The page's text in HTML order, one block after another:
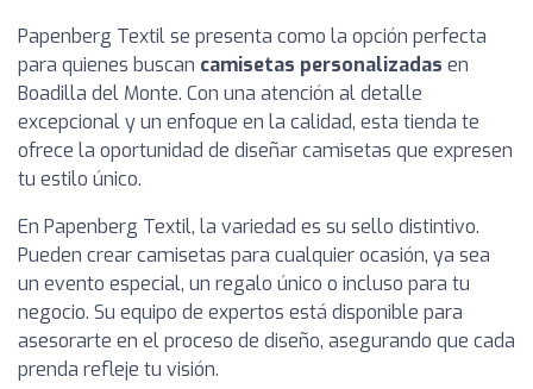
Papenberg Textil se presenta como la opción perfecta
para quienes buscan camisetas personalizadas en
Boadilla del Monte. Con una atención al detalle
excepcional y un enfoque en la calidad, esta tienda te
ofrece la oportunidad de diseñar camisetas que expresen
tu estilo único.
En Papenberg Textil, la variedad es su sello distintivo.
Pueden crear camisetas para cualquier ocasión, ya sea
un evento especial, un regalo único o incluso para tu
negocio. Su equipo de expertos está disponible para
asesorarte en el proceso de diseño, asegurando que cada
prenda refleje tu visión.